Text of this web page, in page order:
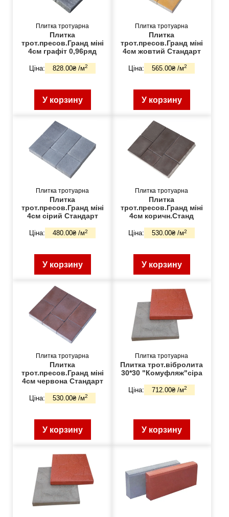
Плитка тротуарна
Плитка
трот.пресов.Гранд міні
4см графіт 0,96ряд
Ціна: 828.00₴ /м2
У корзину
Плитка тротуарна
Плитка
трот.пресов.Гранд міні
4см жовтий Стандарт
Ціна: 565.00₴ /м2
У корзину
Плитка тротуарна
Плитка
трот.пресов.Гранд міні
4см сірий Стандарт
Ціна: 480.00₴ /м2
У корзину
Плитка тротуарна
Плитка
трот.пресов.Гранд міні
4см коричн.Станд
Ціна: 530.00₴ /м2
У корзину
Плитка тротуарна
Плитка
трот.пресов.Гранд міні
4см червона Стандарт
Ціна: 530.00₴ /м2
У корзину
Плитка тротуарна
Плитка трот.вібролита
30*30 "Комуфляж"сіра
Ціна: 712.00₴ /м2
У корзину